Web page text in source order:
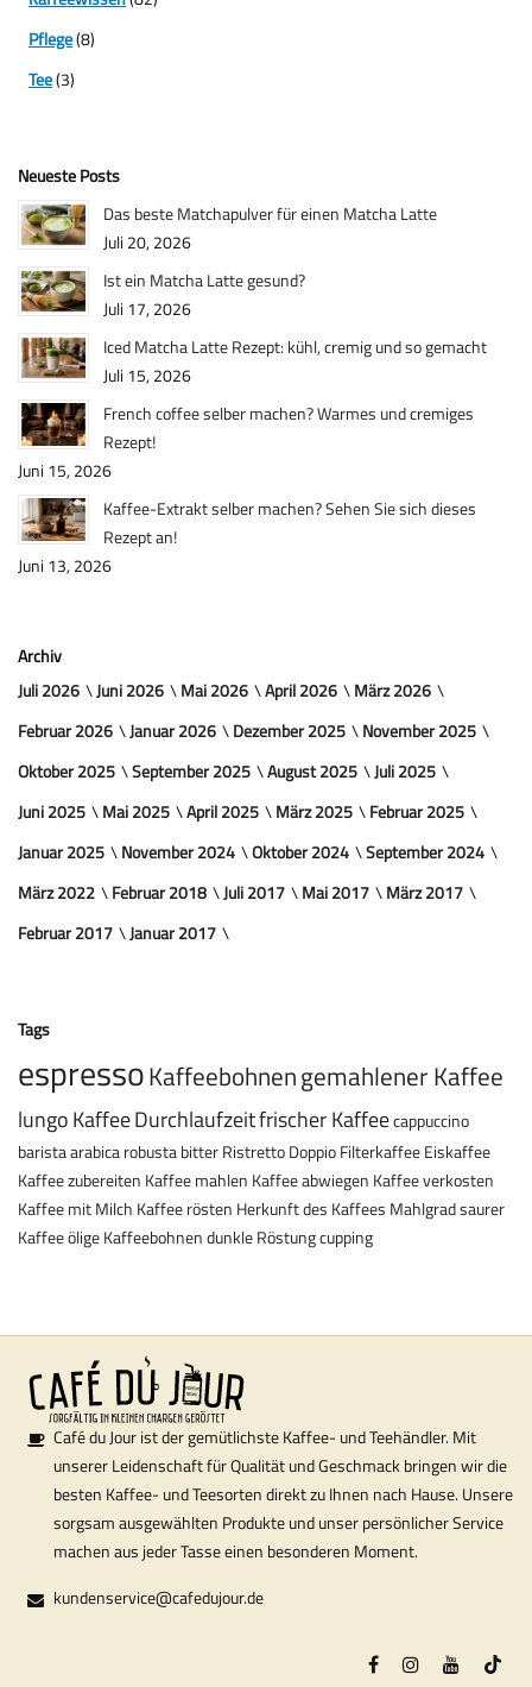
Pflege(8)
Tee(3)
Neueste Posts
Das beste Matchapulver für einen Matcha Latte
Juli 20, 2026
Ist ein Matcha Latte gesund?
Juli 17, 2026
Iced Matcha Latte Rezept: kühl, cremig und so gemacht
Juli 15, 2026
French coffee selber machen? Warmes und cremiges
Rezept!
Juni 15, 2026
Kaffee-Extrakt selber machen? Sehen Sie sich dieses
Rezept an!
Juni 13, 2026
Archiv
Juli 2026
Juni 2026 Mai 2026 April 2026
März 2026
Februar 2026
Januar 2026 Dezember 2025
November 2025
Oktober 2025
September 2025 August 2025
Juli 2025
Juni 2025
Mai 2025 April 2025 März 2025
Februar 2025
Januar 2025
November 2024 Oktober 2024
September 2024
März 2022
Februar 2018 Juli 2017 Mai 2017
März 2017
Februar 2017
Januar 2017
Tags
espressoKaffeebohnengemahlener Kaffee
lungoKaffeeDurchlaufzeitfrischer Kaffeecappuccino
baristaarabicarobustabitterRistrettoDoppioFilterkaffeeEiskaffee
Kaffee zubereiten Kaffee mahlen Kaffee abwiegen Kaffee verkosten
Kaffee mit Milch Kaffee rösten Herkunft des Kaffees Mahlgradsaurer
Kaffeeölige Kaffeebohnendunkle Röstungcupping
Café du Jour ist der gemütlichste Kaffee- und Teehändler. Mit
unserer Leidenschaft für Qualität und Geschmack bringen wir die
besten Kaffee- und Teesorten direkt zu Ihnen nach Hause. Unsere
sorgsam ausgewählten Produkte und unser persönlicher Service
machen aus jeder Tasse einen besonderen Moment.
kundenservice@cafedujour.de